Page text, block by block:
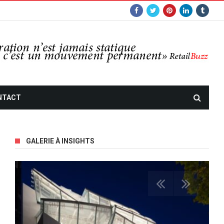
GALERIE À INSIGHTS